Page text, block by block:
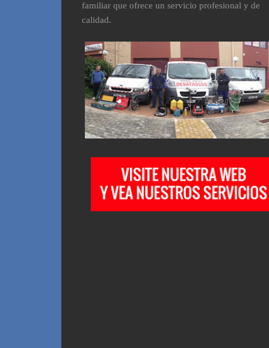
familiar que ofrece un servicio profesional y de
calidad.